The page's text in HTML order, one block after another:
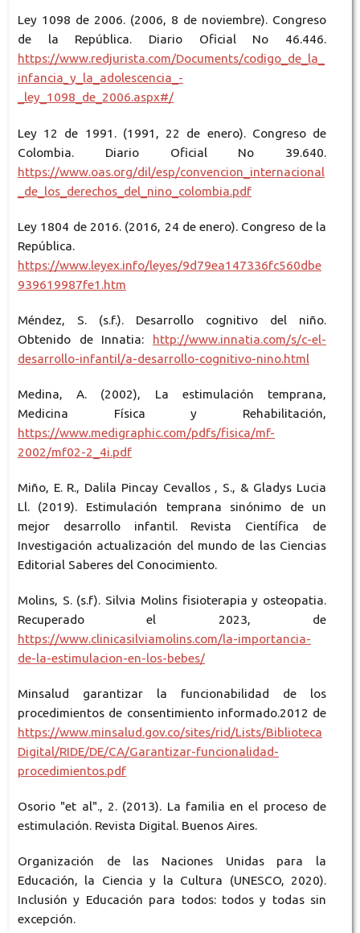
Ley 1098 de 2006. (2006, 8 de noviembre). Congreso
de la República. Diario Oficial No 46.446.
https://www.redjurista.com/Documents/codigo_de_la_
infancia_y_la_adolescencia_-
_ley_1098_de_2006.aspx#/
Ley 12 de 1991. (1991, 22 de enero). Congreso de
Colombia. Diario Oficial No 39.640.
https://www.oas.org/dil/esp/convencion_internacional
_de_los_derechos_del_nino_colombia.pdf
Ley 1804 de 2016. (2016, 24 de enero). Congreso de la
República.
https://www.leyex.info/leyes/9d79ea147336fc560dbe
939619987fe1.htm
Méndez, S. (s.f.). Desarrollo cognitivo del niño.
Obtenido de Innatia: http://www.innatia.com/s/c-el-
desarrollo-infantil/a-desarrollo-cognitivo-nino.html
Medina, A. (2002), La estimulación temprana,
Medicina Física y Rehabilitación,
https://www.medigraphic.com/pdfs/fisica/mf-
2002/mf02-2_4i.pdf
Miño, E. R., Dalila Pincay Cevallos , S., & Gladys Lucia
Ll. (2019). Estimulación temprana sinónimo de un
mejor desarrollo infantil. Revista Científica de
Investigación actualización del mundo de las Ciencias
Editorial Saberes del Conocimiento.
Molins, S. (s.f). Silvia Molins fisioterapia y osteopatia.
Recuperado el 2023, de
https://www.clinicasilviamolins.com/la-importancia-
de-la-estimulacion-en-los-bebes/
Minsalud garantizar la funcionabilidad de los
procedimientos de consentimiento informado.2012 de
https://www.minsalud.gov.co/sites/rid/Lists/Biblioteca
Digital/RIDE/DE/CA/Garantizar-funcionalidad-
procedimientos.pdf
Osorio "et al"., 2. (2013). La familia en el proceso de
estimulación. Revista Digital. Buenos Aires.
Organización de las Naciones Unidas para la
Educación, la Ciencia y la Cultura (UNESCO, 2020).
Inclusión y Educación para todos: todos y todas sin
excepción.